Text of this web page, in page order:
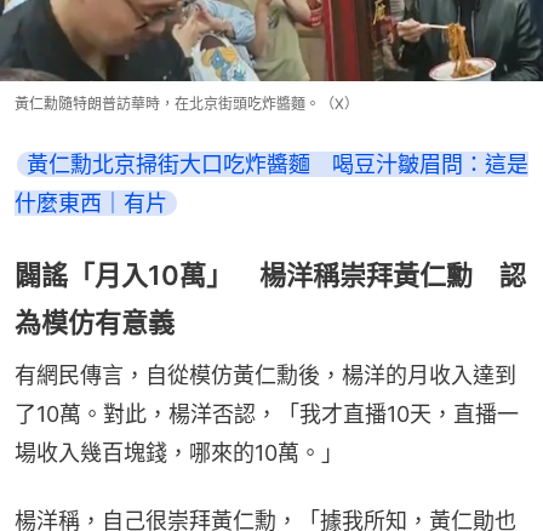
黃仁勳隨特朗普訪華時，在北京街頭吃炸醬麵。（X）
黃仁勳北京掃街大口吃炸醬麵　喝豆汁皺眉問：這是
什麼東西｜有片
闢謠「月入10萬」 楊洋稱崇拜黃仁勳 認
為模仿有意義
有網民傳言，自從模仿黃仁勳後，楊洋的月收入達到
了10萬。對此，楊洋否認，「我才直播10天，直播一
場收入幾百塊錢，哪來的10萬。」
楊洋稱，自己很崇拜黃仁勳，「據我所知，黃仁勛也